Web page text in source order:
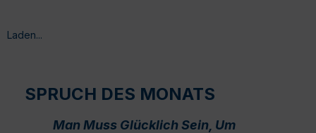
Laden...
SPRUCH DES MONATS
Man Muss Glücklich Sein, Um